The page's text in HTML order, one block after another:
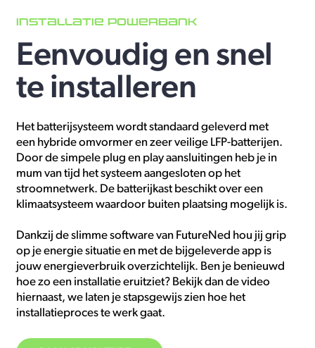
INSTALLATIE POWERBANK
Eenvoudig en snel
te installeren
Het batterijsysteem wordt standaard geleverd met
een hybride omvormer en zeer veilige LFP-batterijen.
Door de simpele plug en play aansluitingen heb je in
mum van tijd het systeem aangesloten op het
stroomnetwerk. De batterijkast beschikt over een
klimaatsysteem waardoor buiten plaatsing mogelijk is.
Dankzij de slimme software van FutureNed hou jij grip
op je energie situatie en met de bijgeleverde app is
jouw energieverbruik overzichtelijk. Ben je benieuwd
hoe zo een installatie eruitziet? Bekijk dan de video
hiernaast, we laten je stapsgewijs zien hoe het
installatieproces te werk gaat.